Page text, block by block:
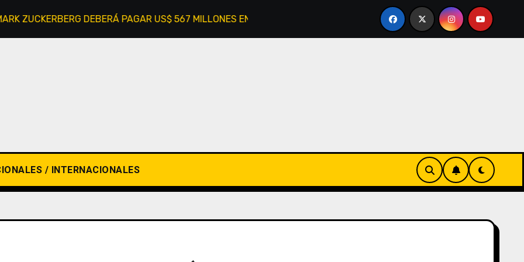
ZUCKERBERG DEBERÁ PAGAR US$ 567 MILLONES EN UN JUICIO CHARLA TÉCNICA AGRAVIOS
/ INTERNACIONALES